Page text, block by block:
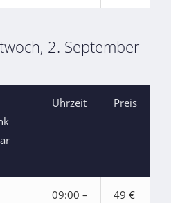
2. September
Uhrzeit Preis
09:00 –
49 €